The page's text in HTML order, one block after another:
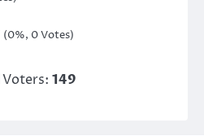
(0%, 0 Votes)
149